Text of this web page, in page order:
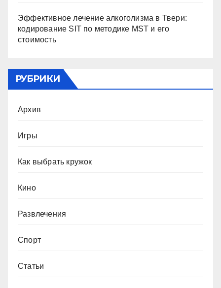
Эффективное лечение алкоголизма в Твери:
кодирование SIT по методике MST и его
стоимость
РУБРИКИ
Архив
Игры
Как выбрать кружок
Кино
Развлечения
Спорт
Статьи